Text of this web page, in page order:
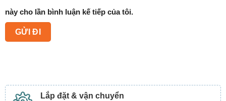
này cho lần bình luận kế tiếp của tôi.
Lắp đặt & vận chuyển